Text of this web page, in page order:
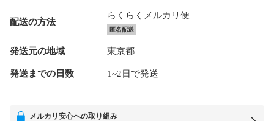
配送の方法
らくらくメルカリ便
匿名配送
発送元の地域 東京都
発送までの日数 1~2日で発送
メルカリ安心への取り組み